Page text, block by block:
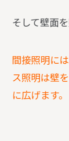
そして壁面
間接照明に
ス照明は壁
に広げます。